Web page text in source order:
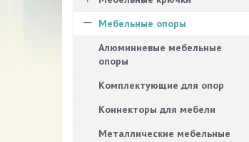
Мебельные опоры
Алюминиевые мебельные
опоры
Комплектующие для опор
Коннекторы для мебели
Металлические мебельные